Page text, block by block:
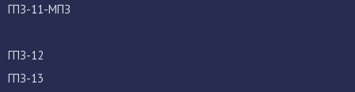
ГПЗ-11-МПЗ
ГПЗ-12
ГПЗ-13